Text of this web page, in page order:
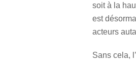
soit à la
est
acteurs
Sans cela, l’